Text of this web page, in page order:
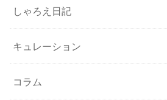
しゃろえ日記
キュレーション
コラム